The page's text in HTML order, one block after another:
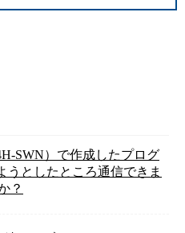
SWN）で作成したプログ
うとしたところ通信できま
？